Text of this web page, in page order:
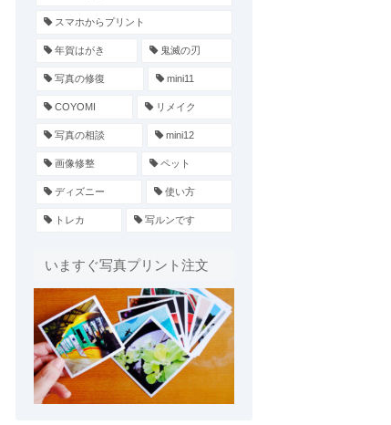
スマホからプリント
年賀はがき 鬼滅の刃
写真の修復 mini11
COYOMI リメイク
写真の相談 mini12
画像修整 ペット
ディズニー 使い方
トレカ 写ルンです
いますぐ写真プリント注文